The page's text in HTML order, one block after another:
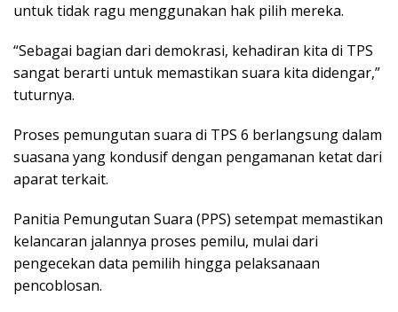
untuk tidak ragu menggunakan hak pilih mereka.
“Sebagai bagian dari demokrasi, kehadiran kita di TPS
sangat berarti untuk memastikan suara kita didengar,”
tuturnya.
Proses pemungutan suara di TPS 6 berlangsung dalam
suasana yang kondusif dengan pengamanan ketat dari
aparat terkait.
Panitia Pemungutan Suara (PPS) setempat memastikan
kelancaran jalannya proses pemilu, mulai dari
pengecekan data pemilih hingga pelaksanaan
pencoblosan.